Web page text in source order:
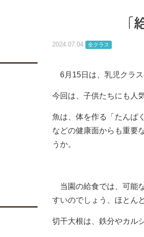
「
2024.07.04 全クラス
6月15日は、乳児クラス
今回は、子供たちにも人
魚は、体を作る「たんぱ
などの健康面からも重要
うか。
当園の給食では、可能
すいのでしょう、ほとん
切干大根は、鉄分やカル